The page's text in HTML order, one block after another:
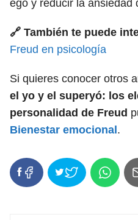
ego y reducir la ansiedad
🔗 También te puede
Freud en psicología
Si quieres conocer otros
el yo y el superyó: los
personalidad de Freud
Bienestar emocional.